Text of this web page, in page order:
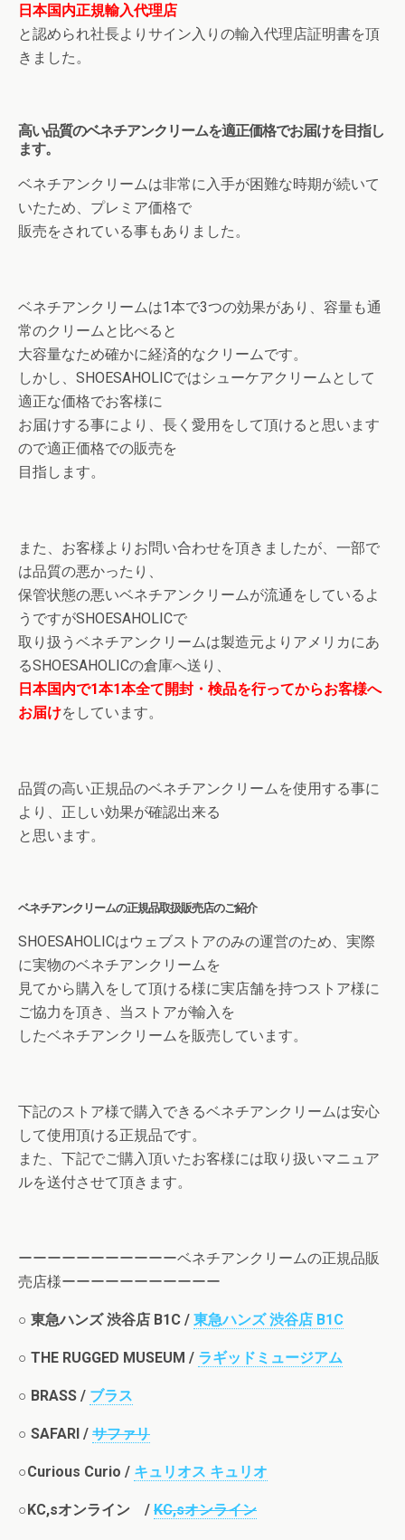
日本国内正規輸入代理店
と認められ社長よりサイン入りの輸入代理店証明書を頂
きました。
高い品質のベネチアンクリームを適正価格でお届けを目指し
ます。
ベネチアンクリームは非常に入手が困難な時期が続いて
いたため、プレミア価格で
販売をされている事もありました。
ベネチアンクリームは1本で3つの効果があり、容量も通
常のクリームと比べると
大容量なため確かに経済的なクリームです。
しかし、SHOESAHOLICではシューケアクリームとして
適正な価格でお客様に
お届けする事により、長く愛用をして頂けると思います
ので適正価格での販売を
目指します。
また、お客様よりお問い合わせを頂きましたが、一部で
は品質の悪かったり、
保管状態の悪いベネチアンクリームが流通をしているよ
うですがSHOESAHOLICで
取り扱うベネチアンクリームは製造元よりアメリカにあ
るSHOESAHOLICの倉庫へ送り、
日本国内で1本1本全て開封・検品を行ってからお客様へ
お届けをしています。
品質の高い正規品のベネチアンクリームを使用する事に
より、正しい効果が確認出来る
と思います。
ベネチアンクリームの正規品取扱販売店のご紹介
SHOESAHOLICはウェブストアのみの運営のため、実際
に実物のベネチアンクリームを
見てから購入をして頂ける様に実店舗を持つストア様に
ご協力を頂き、当ストアが輸入を
したベネチアンクリームを販売しています。
下記のストア様で購入できるベネチアンクリームは安心
して使用頂ける正規品です。
また、下記でご購入頂いたお客様には取り扱いマニュア
ルを送付させて頂きます。
ーーーーーーーーーーーベネチアンクリームの正規品販
売店様ーーーーーーーーーーー
○ 東急ハンズ 渋谷店 B1C / 東急ハンズ 渋谷店 B1C
○ THE RUGGED MUSEUM / ラギッドミュージアム
○ BRASS / ブラス
○ SAFARI / サファリ
○Curious Curio / キュリオス キュリオ
○KC,sオンライン / KC,sオンライン